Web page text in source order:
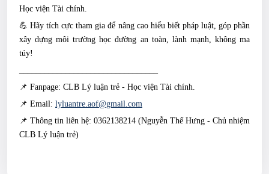
Học viện Tài chính.
💪 Hãy tích cực tham gia để nâng cao hiểu biết pháp luật, góp phần
xây dựng môi trường học đường an toàn, lành mạnh, không ma
túy!
📌 Fanpage: CLB Lý luận trẻ - Học viện Tài chính.
📌 Email: lyluantre.aof@gmail.com
📌 Thông tin liên hệ: 0362138214 (Nguyễn Thế Hưng - Chủ nhiệm
CLB Lý luận trẻ)